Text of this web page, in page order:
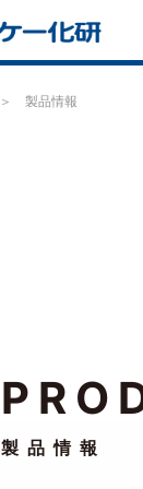
製品情報
製品情報